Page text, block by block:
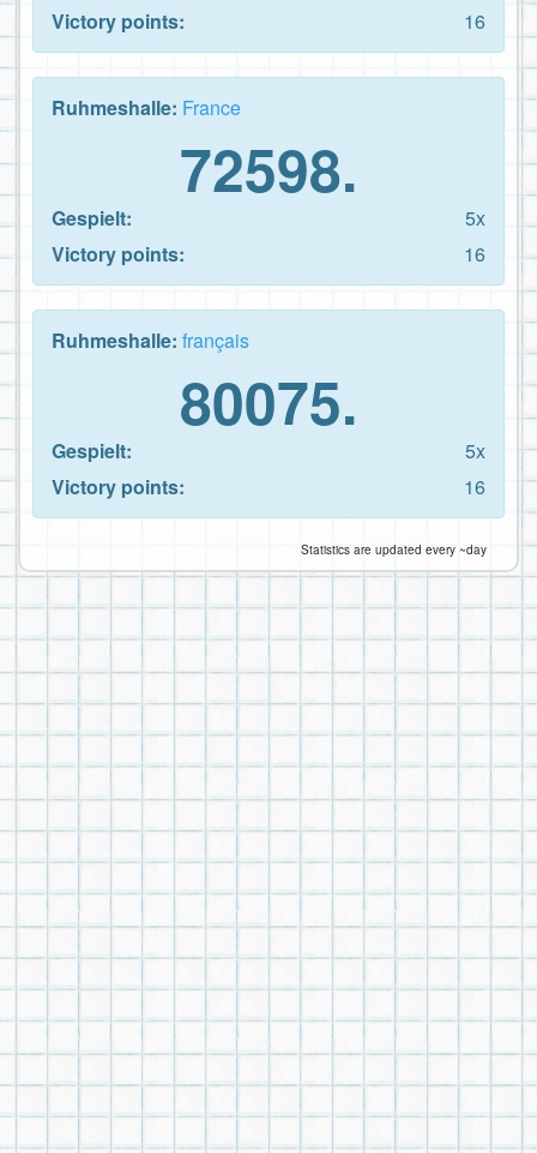
Victory points:
16
Ruhmeshalle: France
72598.
Gespielt:
5x
Victory points:
16
Ruhmeshalle: français
80075.
Gespielt:
5x
Victory points:
16
Statistics are updated every ~day